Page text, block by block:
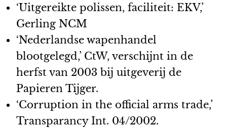
‘Uitgereikte polissen, faciliteit: EKV,’
Gerling NCM
‘Nederlandse wapenhandel
blootgelegd,’ CtW, verschijnt in de
herfst van 2003 bij uitgeverij de
Papieren Tijger.
‘Corruption in the official arms trade,’
Transparancy Int. 04/2002.